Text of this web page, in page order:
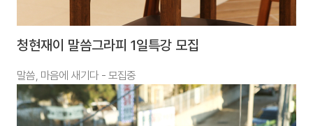
청현재이 말씀그라피 1일특강 모집
말씀, 마음에 새기다 - 모집중